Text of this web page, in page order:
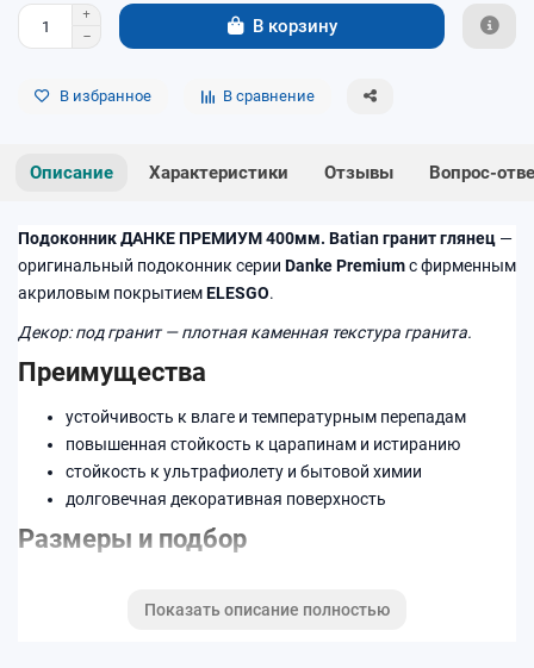
В корзину
В избранное В сравнение
Описание Характеристики Отзывы Вопрос-
Подоконник ДАНКЕ ПРЕМИУМ 400мм. Batian гранит глянец —
оригинальный подоконник серии Danke Premiumс фирменным
акриловым покрытиемELESGO.
Декор: под гранит — плотная каменная текстура гранита.
Преимущества
устойчивость к влаге и температурным перепадам
повышенная стойкость к царапинам и истиранию
стойкость к ультрафиолету и бытовой химии
долговечная декоративная поверхность
Размеры и подбор
индивидуальным размерам.Показать описание полностью